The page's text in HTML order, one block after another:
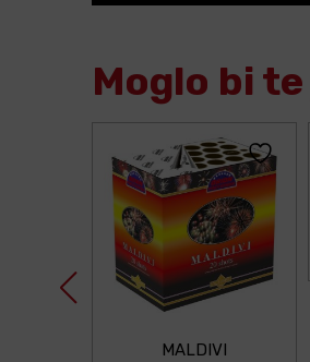
Moglo bi
MALDIVI